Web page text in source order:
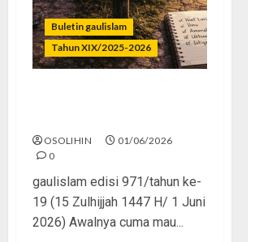
Buletin gaulislam
Tahun XIX/2025-2026
OSOLIHIN
01/06/2026
0
gaulislam edisi 971/tahun ke-
19 (15 Zulhijjah 1447 H/ 1 Juni
2026) Awalnya cuma mau...